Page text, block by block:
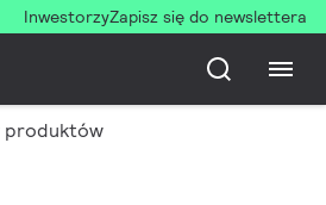
InwestorzyZapisz się do newslettera
produktów